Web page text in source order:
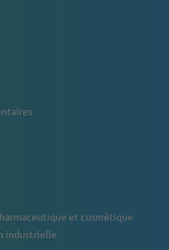
et cosmétique
industrielle